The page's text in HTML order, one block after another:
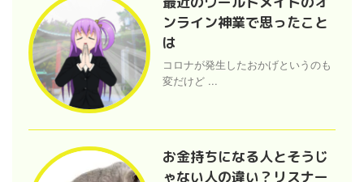
ンライン神業で思ったこと
は
コロナが発生したおかげというのも
変だけど ...
お金持ちになる人とそうじ
ゃない人の違い？リスナー